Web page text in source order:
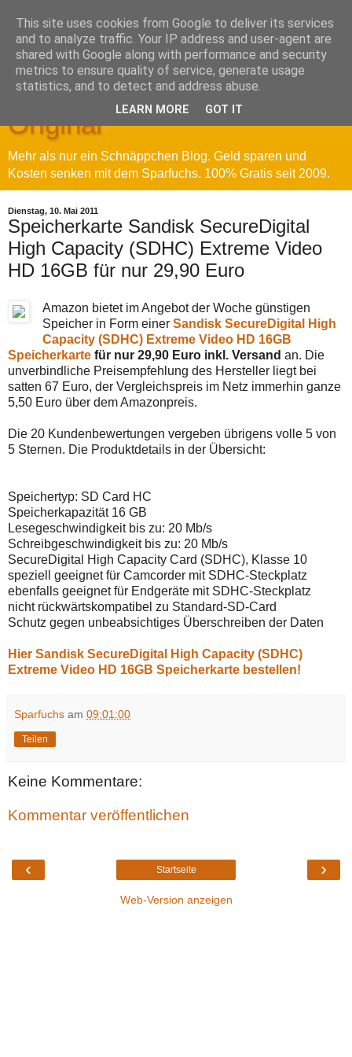
Sparfuchs' Blog - Das
Original
Mehr als nur ein Schnäppchen Blog. Geld sparen und
Kosten senken mit dem Sparfuchs. 100% Gratis seit 2009.
Dienstag, 10. Mai 2011
Speicherkarte Sandisk SecureDigital
High Capacity (SDHC) Extreme Video
HD 16GB für nur 29,90 Euro
Amazon bietet im Angebot der Woche günstigen
Speicher in Form einer Sandisk SecureDigital High
Capacity (SDHC) Extreme Video HD 16GB
Speicherkarte für nur 29,90 Euro inkl. Versand an. Die
unverbindliche Preisempfehlung des Hersteller liegt bei
satten 67 Euro, der Vergleichspreis im Netz immerhin ganze
5,50 Euro über dem Amazonpreis.
Die 20 Kundenbewertungen vergeben übrigens volle 5 von
5 Sternen. Die Produktdetails in der Übersicht:
Speichertyp: SD Card HC
Speicherkapazität 16 GB
Lesegeschwindigkeit bis zu: 20 Mb/s
Schreibgeschwindigkeit bis zu: 20 Mb/s
SecureDigital High Capacity Card (SDHC), Klasse 10
speziell geeignet für Camcorder mit SDHC-Steckplatz
ebenfalls geeignet für Endgeräte mit SDHC-Steckplatz
nicht rückwärtskompatibel zu Standard-SD-Card
Schutz gegen unbeabsichtiges Überschreiben der Daten
Hier Sandisk SecureDigital High Capacity (SDHC)
Extreme Video HD 16GB Speicherkarte bestellen!
Sparfuchs am 09:01:00
Teilen
Keine Kommentare:
Kommentar veröffentlichen
‹ ›
Startseite
Web-Version anzeigen
This site uses cookies from Google to deliver its services
and to analyze traffic. Your IP address and user-agent are
shared with Google along with performance and security
metrics to ensure quality of service, generate usage
statistics, and to detect and address abuse.
LEARN MORE GOT IT